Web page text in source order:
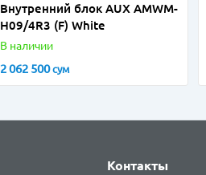
Внутренний блок AUX AMWM-
H09/4R3 (F) White
В наличии
2 062 500сум
Контакты